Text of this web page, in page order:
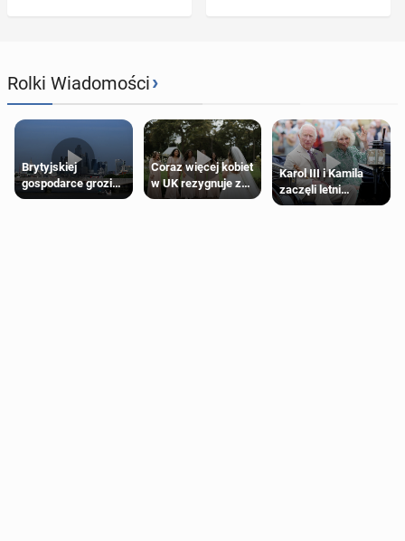
Rolki Wiadomości›
Brytyjskiej
gospodarce grozi
recesja, jeśli
Coraz więcej kobiet
w UK rezygnuje z
roli druhny na
Karol III i Kamila
zaczęli letni
odpoczynek po